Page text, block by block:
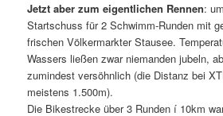
Jetzt aber zum eigentlichen Rennen:
Startschuss für 2 Schwimm-Runden mit
frischen Völkermarkter Stausee.
Wassers ließen zwar niemanden jubeln,
zumindest versöhnlich (die Distanz bei
meistens 1.500m).
Die Bikestrecke über 3 Runden í 10km